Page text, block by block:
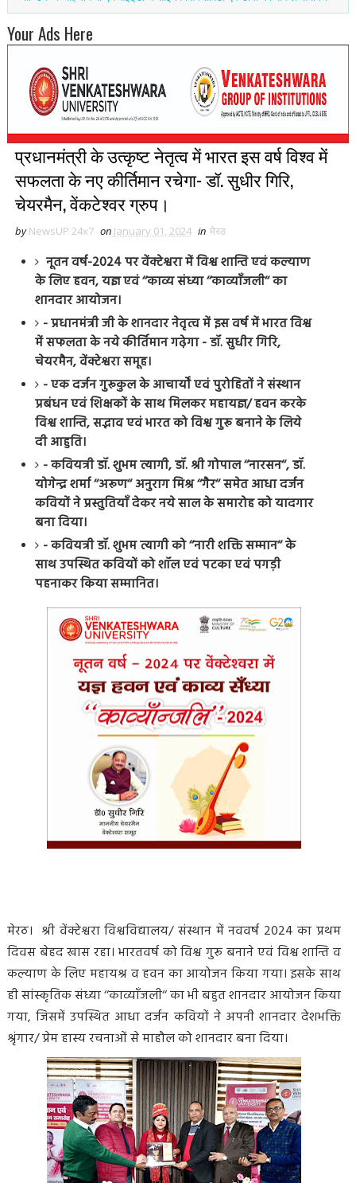
Your Ads Here
प्रधानमंत्री के उत्कृष्ट नेतृत्व में भारत इस वर्ष विश्व में
सफलता के नए कीर्तिमान रचेगा- डॉ. सुधीर गिरि,
चेयरमैन, वेंकटेश्वर ग्रुप।
by NewsUP 24x7 on January 01, 2024 in मेरठ
नूतन वर्ष-2024 पर वेंक्टेश्वरा में विश्व शान्ति एवं कल्याण
के लिए हवन, यज्ञ एवं ‘‘काव्य संध्या ‘‘काव्याँजली‘‘ का
शानदार आयोजन।
- प्रधानमंत्री जी के शानदार नेतृत्व में इस वर्ष में भारत विश्व
में सफलता के नये कीर्तिमान गढ़ेगा - डॉ. सुधीर गिरि,
चेयरमैन, वेंक्टेश्वरा समूह।
- एक दर्जन गुरूकुल के आचार्यों एवं पुरोहितों ने संस्थान
प्रबंधन एवं शिक्षकों के साथ मिलकर महायज्ञ/ हवन करके
विश्व शान्ति, सद्भाव एवं भारत को विश्व गुरू बनाने के लिये
दी आहुति।
- कवियत्री डॉ. शुभम त्यागी, डॉ. श्री गोपाल ‘‘नारसन‘‘, डॉ.
योगेन्द्र शर्मा ‘‘अरूण‘‘ अनुराग मिश्र ‘‘गैर‘‘ समेत आधा दर्जन
कवियों ने प्रस्तुतियाँ देकर नये साल के समारोह को यादगार
बना दिया।
- कवियत्री डॉ. शुभम त्यागी को ‘‘नारी शक्ति सम्मान‘‘ के
साथ उपस्थित कवियों को शॉल एवं पटका एवं पगड़ी
पहनाकर किया सम्मानित।
मेरठ। श्री वेंक्टेश्वरा विश्वविद्यालय/ संस्थान में नववर्ष 2024 का प्रथम
दिवस बेहद खास रहा। भारतवर्ष को विश्व गुरू बनाने एवं विश्व शान्ति व
कल्याण के लिए महायश्र व हवन का आयोजन किया गया। इसके साथ
ही सांस्कृतिक संध्या ‘‘काव्याँजली‘‘ का भी बहुत शानदार आयोजन किया
गया, जिसमें उपस्थित आधा दर्जन कवियों ने अपनी शानदार देशभक्ति
श्रृंगार/ प्रेम हास्य रचनाओं से माहौल को शानदार बना दिया।